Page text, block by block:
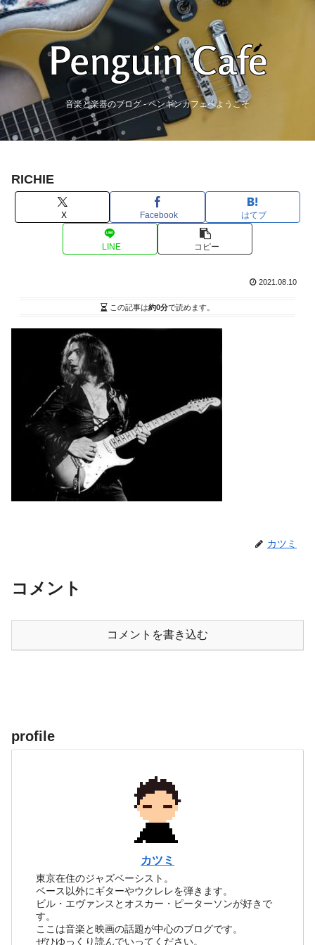
音楽と楽器のブログ - ペンギンカフェへようこそ
RICHIE
X Facebook はてブ
LINE コピー
2021.08.10
この記事は約0分で読めます。
カツミ
コメント
コメントを書き込む
profile
カツミ
東京在住のジャズベーシスト。
ベース以外にギターやウクレレを弾きます。
ビル・エヴァンスとオスカー・ピーターソンが好きで
す。
ここは音楽と映画の話題が中心のブログです。
ぜひゆっくり読んでいってください。